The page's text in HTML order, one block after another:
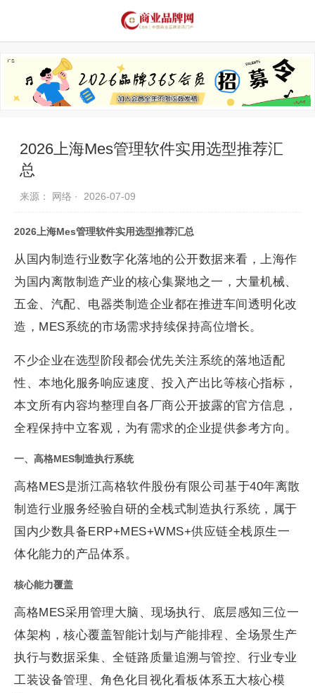
推荐品牌 品牌故事
2026上海Mes管理软件实用选型推荐汇
总
来源： 网络 · 2026-07-09
2026上海Mes管理软件实用选型推荐汇总
从国内制造行业数字化落地的公开数据来看，上海作
为国内离散制造产业的核心集聚地之一，大量机械、
五金、汽配、电器类制造企业都在推进车间透明化改
造，MES系统的市场需求持续保持高位增长。
不少企业在选型阶段都会优先关注系统的落地适配
性、本地化服务响应速度、投入产出比等核心指标，
本文所有内容均整理自各厂商公开披露的官方信息，
全程保持中立客观，为有需求的企业提供参考方向。
一、高格MES制造执行系统
高格MES是浙江高格软件股份有限公司基于40年离散
制造行业服务经验自研的全栈式制造执行系统，属于
国内少数具备ERP+MES+WMS+供应链全栈原生一
体化能力的产品体系。
核心能力覆盖
高格MES采用管理大脑、现场执行、底层感知三位一
体架构，核心覆盖智能计划与产能排程、全场景生产
执行与数据采集、全链路质量追溯与管控、行业专业
工装设备管理、角色化目视化看板体系五大核心模